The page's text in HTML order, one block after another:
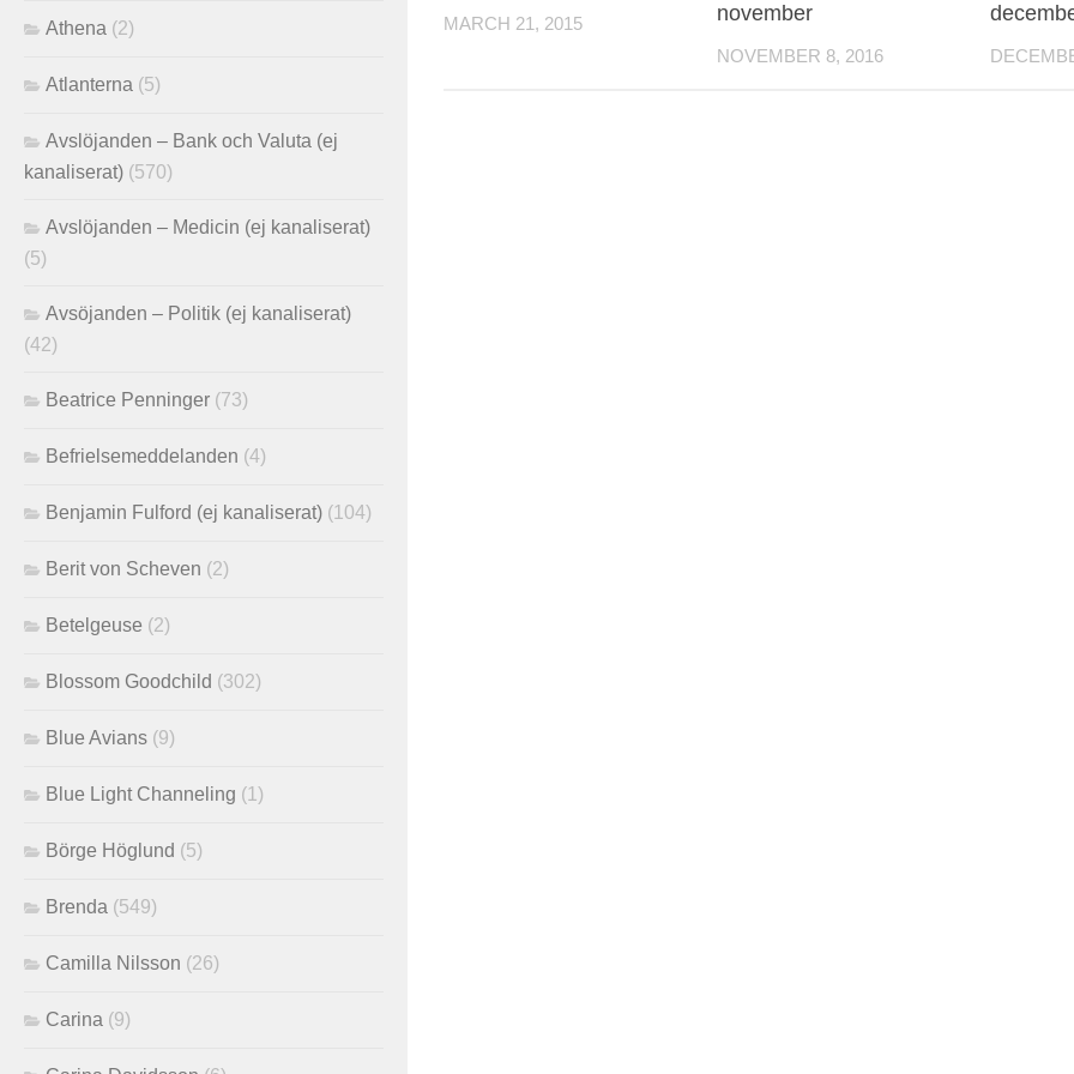
MARCH 21, 2015
november
NOVEMBER 8, 2016
Athena (2)
Atlanterna (5)
Avslöjanden – Bank och Valuta (ej
kanaliserat) (570)
Avslöjanden – Medicin (ej kanaliserat)
(5)
Avsöjanden – Politik (ej kanaliserat)
(42)
Beatrice Penninger (73)
Befrielsemeddelanden (4)
Benjamin Fulford (ej kanaliserat) (104)
Berit von Scheven (2)
Betelgeuse (2)
Blossom Goodchild (302)
Blue Avians (9)
Blue Light Channeling (1)
Börge Höglund (5)
Brenda (549)
Camilla Nilsson (26)
Carina (9)